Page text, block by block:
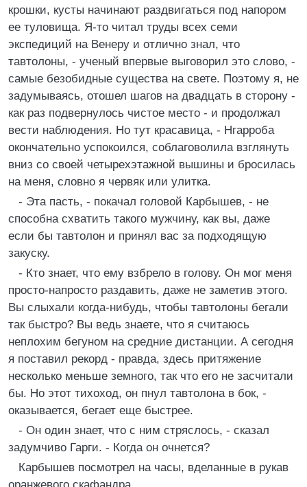
крошки, кусты начинают раздвигаться под напором
ее туловища. Я-то читал труды всех семи
экспедиций на Венеру и отлично знал, что
тавтолоны, - ученый впервые выговорил это слово, -
самые безобидные существа на свете. Поэтому я, не
задумываясь, отошел шагов на двадцать в сторону -
как раз подвернулось чистое место - и продолжал
вести наблюдения. Но тут красавица, - Нгарроба
окончательно успокоился, соблаговолила взглянуть
вниз со своей четырехэтажной вышины и бросилась
на меня, словно я червяк или улитка.
- Эта пасть, - покачал головой Карбышев, - не
способна схватить такого мужчину, как вы, даже
если бы тавтолон и принял вас за подходящую
закуску.
- Кто знает, что ему взбрело в голову. Он мог меня
просто-напросто раздавить, даже не заметив этого.
Вы слыхали когда-нибудь, чтобы тавтолоны бегали
так быстро? Вы ведь знаете, что я считаюсь
неплохим бегуном на средние дистанции. А сегодня
я поставил рекорд - правда, здесь притяжение
несколько меньше земного, так что его не засчитали
бы. Но этот тихоход, он пнул тавтолона в бок, -
оказывается, бегает еще быстрее.
- Он один знает, что с ним стряслось, - сказал
задумчиво Гарги. - Когда он очнется?
Карбышев посмотрел на часы, вделанные в рукав